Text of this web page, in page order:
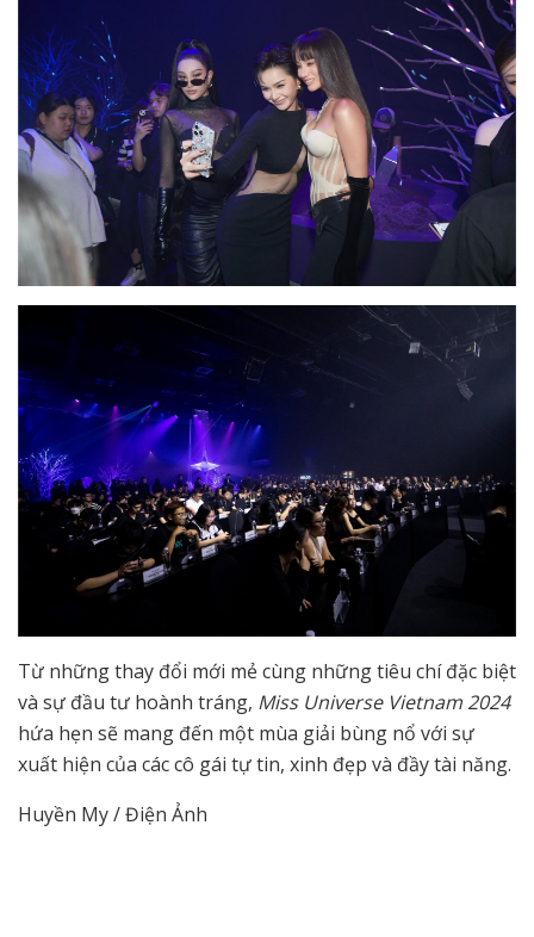
Từ những thay đổi mới mẻ cùng những tiêu chí đặc biệt
và sự đầu tư hoành tráng, Miss Universe Vietnam 2024
hứa hẹn sẽ mang đến một mùa giải bùng nổ với sự
xuất hiện của các cô gái tự tin, xinh đẹp và đầy tài năng.
Huyền My / Điện Ảnh